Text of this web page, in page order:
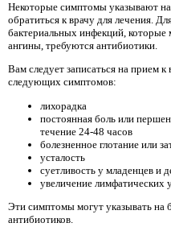
Некоторые симптомы указывают
обратиться к врачу для лечения.
бактериальных инфекций,
ангины, требуются антибиотики.
Вам следует записаться на прием
следующих симптомов:
лихорадка
постоянная боль или
течение 24-48 часов
болезненное глотание или
усталость
суетливость у младенцев и
увеличение лимфатических
Эти симптомы могут указывать
антибиотиков.